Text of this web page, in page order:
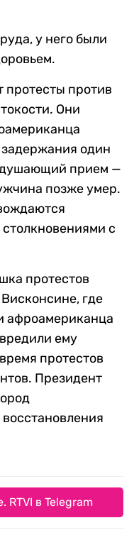
у него были
против
Они
один
прием —
позже умер.
с
протестов
где
афроамериканца
ему
протестов
Президент
в Telegram